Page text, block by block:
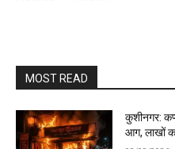
MOST READ
कुशीनगर:
आग, लाखों